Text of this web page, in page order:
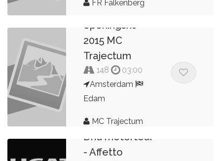
FR Falkenberg
openingsrit
2015 MC
Trajectum
148
03:00
Amsterdam
Edam
MC Trajectum
Dnd motortour
- Affetto